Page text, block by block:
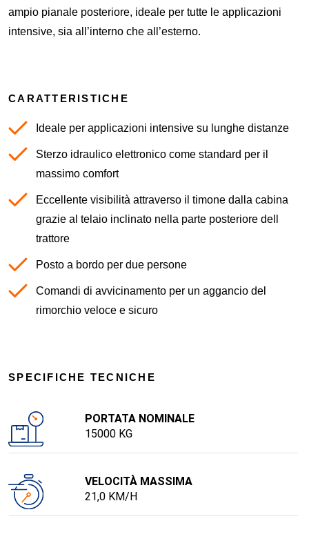
ampio pianale posteriore, ideale per tutte le applicazioni
intensive, sia all’interno che all’esterno.
CARATTERISTICHE
Ideale per applicazioni intensive su lunghe distanze
Sterzo idraulico elettronico come standard per il
massimo comfort
Eccellente visibilità attraverso il timone dalla cabina
grazie al telaio inclinato nella parte posteriore dell
trattore
Posto a bordo per due persone
Comandi di avvicinamento per un aggancio del
rimorchio veloce e sicuro
SPECIFICHE TECNICHE
PORTATA NOMINALE
15000 KG
VELOCITÀ MASSIMA
21,0 KM/H